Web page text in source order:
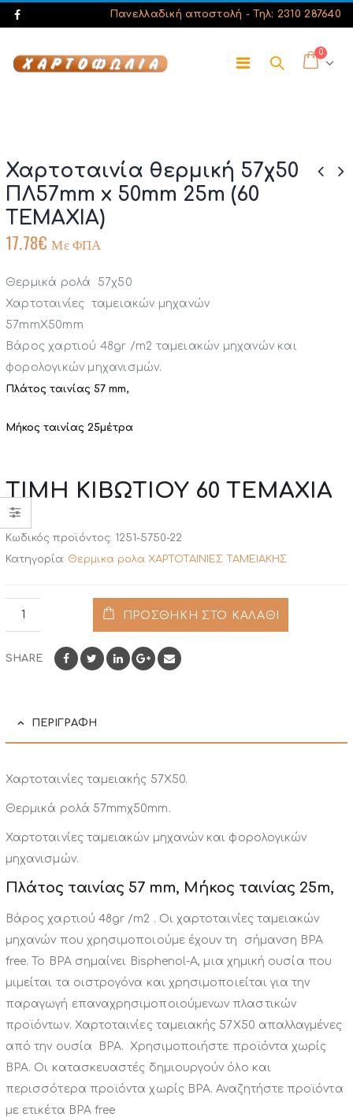
Πανελλαδική αποστολή - Τηλ: 2310 287640
0
Χαρτοταινία θερμική 57χ50
ΠΛ57mm x 50mm 25m (60
ΤΕΜΑΧΙΑ)
17.78€ Με ΦΠΑ
Θερμικά ρολά 57χ50
Χαρτοταινίες ταμειακών μηχανών
57mmΧ50mm
Βάρος χαρτιού 48gr /m2 ταμειακών μηχανών και
φορολογικών μηχανισμών.
Πλάτος ταινίας 57 mm,
Μήκος ταινίας 25μέτρα
ΤΙΜΗ ΚΙΒΩΤΙΟΥ 60 ΤΕΜΑΧΙΑ
Κωδικός προϊόντος: 1251-5750-22
Κατηγορία: Θερμικα ρολα ΧΑΡΤΟΤΑΙΝΙΕΣ ΤΑΜΕΙΑΚΗΣ
ΠΡΟΣΘΉΚΗ ΣΤΟ ΚΑΛΆΘΙ
SHARE
ΠΕΡΙΓΡΑΦΉ
Χαρτοταινίες ταμειακής 57Χ50.
Θερμικά ρολά 57mmχ50mm.
Χαρτοταινίες ταμειακών μηχανών και φορολογικών
μηχανισμών.
Πλάτος ταινίας 57 mm, Μήκος ταινίας 25m,
Βάρος χαρτιού 48gr /m2 . Οι χαρτοταινίες ταμειακών
μηχανών που χρησιμοποιούμε έχουν τη σήμανση BPA
free. Το BPA σημαίνει Bisphenol-A, μια χημική ουσία που
μιμείται τα οιστρογόνα και χρησιμοποιείται για την
παραγωγή επαναχρησιμοποιούμενων πλαστικών
προϊόντων. Χαρτοταινίες ταμειακής 57Χ50 απαλλαγμένες
από την ουσία BPA. Χρησιμοποιήστε προϊόντα χωρίς
BPA. Οι κατασκευαστές δημιουργούν όλο και
περισσότερα προϊόντα χωρίς BPA. Αναζητήστε προϊόντα
με ετικέτα BPA free